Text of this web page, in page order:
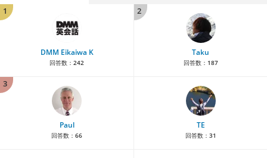
1
DMM Eikaiwa K
回答数： 242
2
Taku
回答数： 187
3
Paul
回答数： 66
TE
回答数： 31